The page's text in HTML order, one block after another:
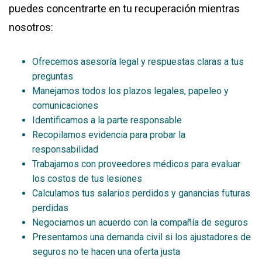
puedes concentrarte en tu recuperación mientras
nosotros:
Ofrecemos asesoría legal y respuestas claras a tus
preguntas
Manejamos todos los plazos legales, papeleo y
comunicaciones
Identificamos a la parte responsable
Recopilamos evidencia para probar la
responsabilidad
Trabajamos con proveedores médicos para evaluar
los costos de tus lesiones
Calculamos tus salarios perdidos y ganancias futuras
perdidas
Negociamos un acuerdo con la compañía de seguros
Presentamos una demanda civil si los ajustadores de
seguros no te hacen una oferta justa